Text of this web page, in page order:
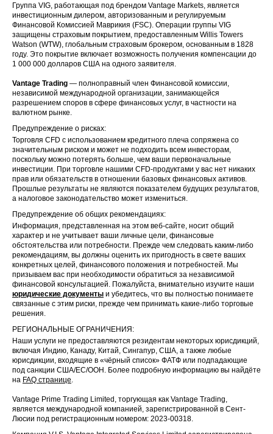
Группа VIG, работающая под брендом Vantage Markets, является
инвестиционным дилером, авторизованным и регулируемым
Финансовой Комиссией Маврикия (FSC). Операции группы VIG
защищены страховым покрытием, предоставленным Willis Towers
Watson (WTW), глобальным страховым брокером, основанным в 1828
году. Это покрытие включает возможность получения компенсации до
1 000 000 долларов США на одного заявителя.
Vantage Trading — полноправный член Финансовой комиссии,
независимой международной организации, занимающейся
разрешением споров в сфере финансовых услуг, в частности на
валютном рынке.
Предупреждение о рисках:
Торговля CFD с использованием кредитного плеча сопряжена со
значительным риском и может не подходить всем инвесторам,
поскольку можно потерять больше, чем ваши первоначальные
инвестиции. При торговле нашими CFD-продуктами у вас нет никаких
прав или обязательств в отношении базовых финансовых активов.
Прошлые результаты не являются показателем будущих результатов,
а налоговое законодательство может измениться.
Предупреждение об общих рекомендациях:
Информация, представленная на этом веб-сайте, носит общий
характер и не учитывает ваши личные цели, финансовые
обстоятельства или потребности. Прежде чем следовать каким-либо
рекомендациям, вы должны оценить их пригодность в свете ваших
конкретных целей, финансового положения и потребностей. Мы
призываем вас при необходимости обратиться за независимой
финансовой консультацией. Пожалуйста, внимательно изучите наши
юридические документы и убедитесь, что вы полностью понимаете
связанные с этим риски, прежде чем принимать какие-либо торговые
решения.
РЕГИОНАЛЬНЫЕ ОГРАНИЧЕНИЯ:
Наши услуги не предоставляются резидентам некоторых юрисдикций,
включая Индию, Канаду, Китай, Сингапур, США, а также любые
юрисдикции, входящие в «чёрный список» ФАТФ или подпадающие
под санкции США/ЕС/ООН. Более подробную информацию вы найдёте
на FAQ странице.
Vantage Prime Trading Limited, торгующая как Vantage Trading,
является международной компанией, зарегистрированной в Сент-
Люсии под регистрационным номером: 2023-00318.